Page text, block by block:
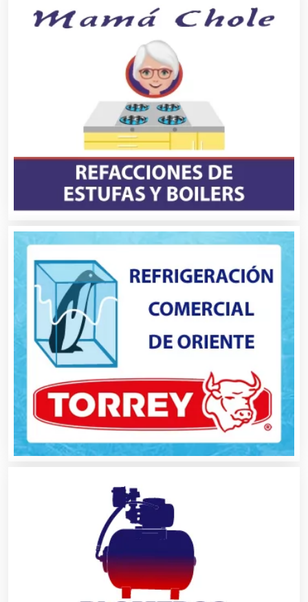
Avaluos
Bancos
Banquetes
Basculas
Bebidas
Belleza
Bordados y Estampados
Cafeterías